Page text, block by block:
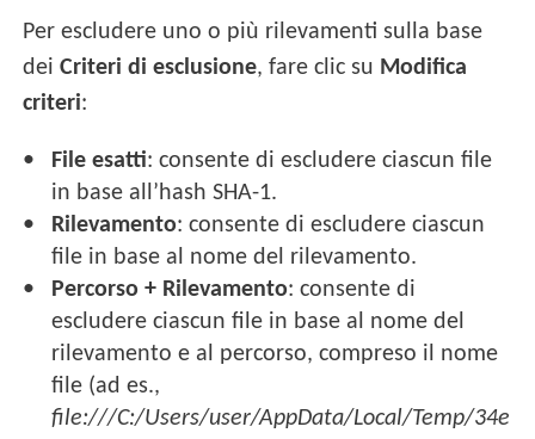
Per escludere uno o più rilevamenti sulla base
deiCriteri di esclusione, fare clic su Modifica
criteri:
File esatti: consente di escludere ciascun file
in base all’hash SHA-1.
Rilevamento: consente di escludere ciascun
file in base al nome del rilevamento.
Percorso + Rilevamento: consente di
escludere ciascun file in base al nome del
rilevamento e al percorso, compreso il nome
file (ad es.,
file:///C:/Users/user/AppData/Local/Temp/